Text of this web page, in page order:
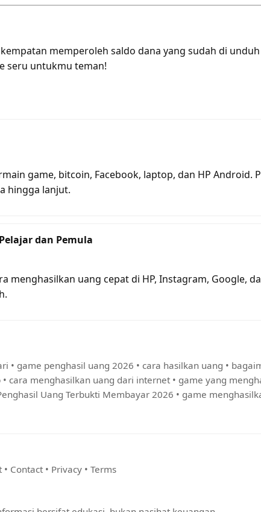
memperoleh saldo dana yang sudah di
seru untukmu teman!
game, bitcoin, Facebook, laptop, dan HP Android.
hingga lanjut.
dan Pemula
menghasilkan uang cepat di HP, Instagram, Google,
• game penghasil uang 2026 • cara hasilkan uang •
• cara menghasilkan uang dari internet • game yang
Uang Terbukti Membayar 2026 • game
• Contact • Privacy • Terms